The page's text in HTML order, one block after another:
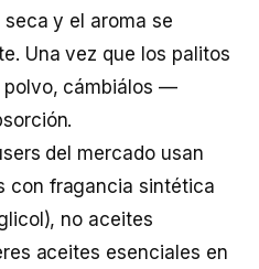
y el aroma se
Una vez que los palitos
polvo, cámbiálos —
del mercado usan
con fragancia sintética
no aceites
aceites esenciales en